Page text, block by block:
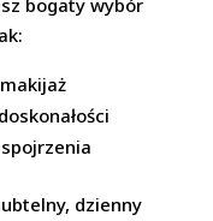
bogaty wybór
dzienny